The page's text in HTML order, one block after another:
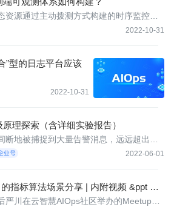
2022-10-31
源通过主动拨测方式构建的时序监控指
明确观测对象及观测指标，基于指标体系
”型的日志平台应该
2022-10-31
理探索（含详细实验报告）
2022-06-01
断地被捕捉到大量告警消息，远远超出预
员所能处理的上限。为了解决这一难题，
指标算法场景分享 | 内附视频 &ppt 资
严川在云智慧AIOps社区举办的Meetup上